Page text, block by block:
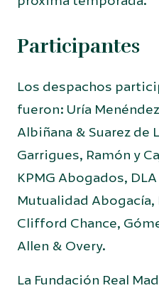
Participantes
Los despachos
fueron: Uría
Albiñana & Suarez de
Garrigues, Ramón y
KPMG Abogados,
Mutualidad
Clifford Chance,
Allen & Overy.
La Fundación Real